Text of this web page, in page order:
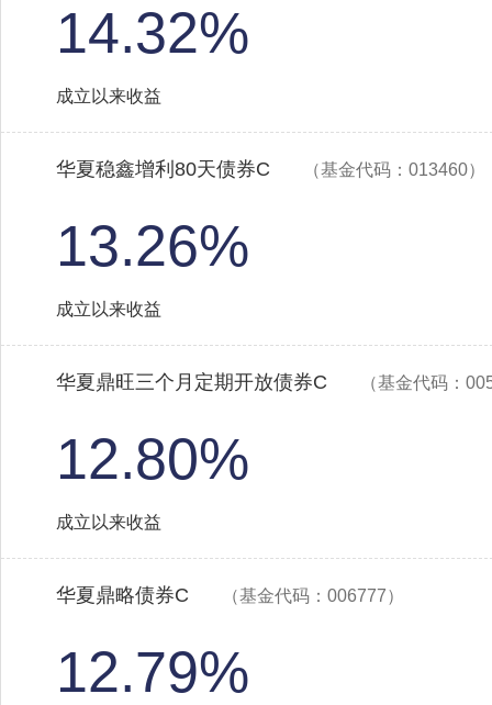
14.32%
成立以来收益
华夏稳鑫增利80天债券C （基金代码：013460）
13.26%
成立以来收益
华夏鼎旺三个月定期开放债券C （基金代码：
12.80%
成立以来收益
华夏鼎略债券C （基金代码：006777）
12.79%